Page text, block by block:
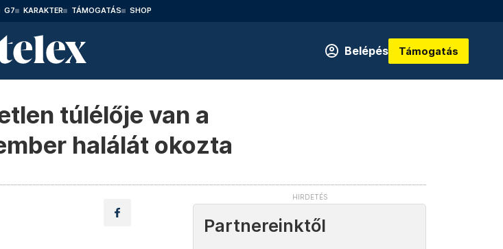
G7 KARAKTER TÁMOGATÁS SHOP
Belépés Támogatás
túlélője van a
halálát okozta
Partnereinktől